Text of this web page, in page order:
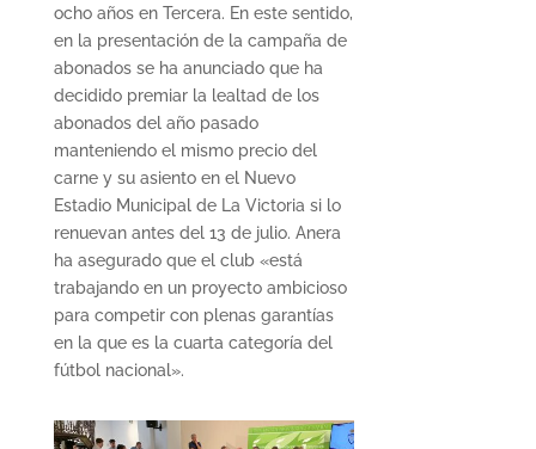
ocho años en Tercera. En este sentido,
en la presentación de la campaña de
abonados se ha anunciado que ha
decidido premiar la lealtad de los
abonados del año pasado
manteniendo el mismo precio del
carne y su asiento en el Nuevo
Estadio Municipal de La Victoria si lo
renuevan antes del 13 de julio. Anera
ha asegurado que el club «está
trabajando en un proyecto ambicioso
para competir con plenas garantías
en la que es la cuarta categoría del
fútbol nacional».